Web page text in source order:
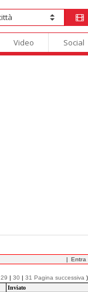
Video Social
Entra
29 | 30 | 31 Pagina successiva )
Inviato